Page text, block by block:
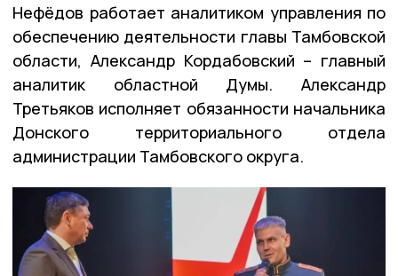
Нефёдов работает аналитиком управления по
обеспечению деятельности главы Тамбовской
области, Александр Кордабовский – главный
аналитик областной Думы. Александр
Третьяков исполняет обязанности начальника
Донского территориального отдела
администрации Тамбовского округа.